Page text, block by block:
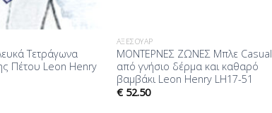
Τετράγωνα
Πέτου Leon Henry
ΑΞΕΣΟΥΆΡ
ΜΟΝΤΕΡΝΕΣ ΖΩΝΕΣ Μπλε Casual
από γνήσιο δέρμα και καθαρό
βαμβάκι Leon Henry LH17-51
€52.50